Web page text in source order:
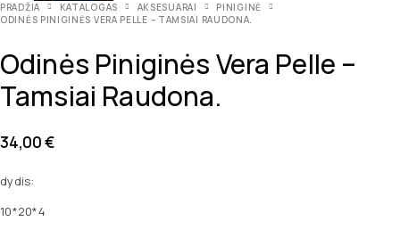
PRADŽIA KATALOGAS AKSESUARAI
PINIGINĖ
ODINĖS PINIGINĖS VERA PELLE – TAMSIAI RAUDONA.
Odinės Piniginės Vera Pelle –
Tamsiai Raudona.
34,00€
dydis:
10*20*4